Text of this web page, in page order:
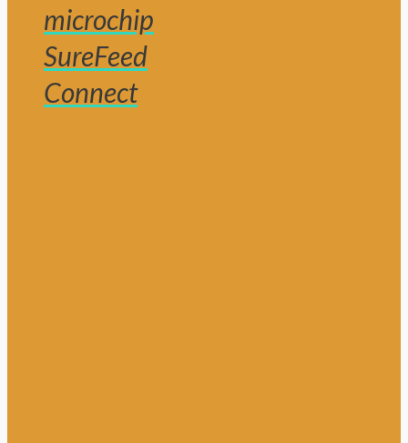
microchip
SureFeed
Connect